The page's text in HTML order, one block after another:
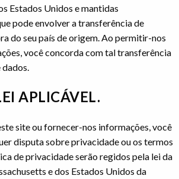
Estados Unidos e mantidas
pode envolver a transferência de
do seu país de origem. Ao permitir-nos
você concorda com tal transferência
APLICÁVEL.
site ou fornecer-nos informações, você
disputa sobre privacidade ou os termos
de privacidade serão regidos pela lei da
e dos Estados Unidos da